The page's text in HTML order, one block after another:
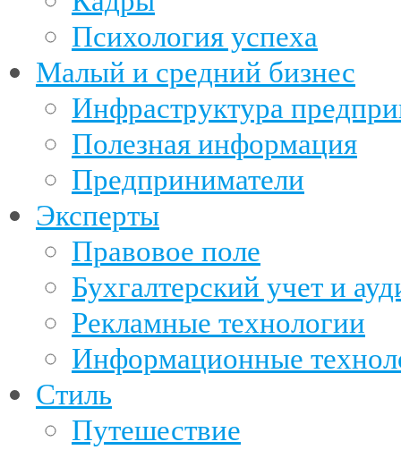
Психология успеха
Малый и средний бизнес
Инфраструктура
Полезная информация
Предприниматели
Эксперты
Правовое поле
Бухгалтерский учет и
Рекламные технологии
Информационные
Стиль
Путешествие